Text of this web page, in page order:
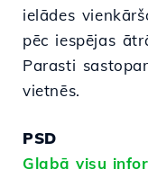
ielādes
pēc iespējas
Parasti
vietnēs.
PSD
Glabā visu